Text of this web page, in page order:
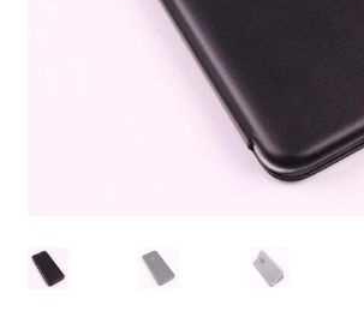
Сервис за мобилни телефони